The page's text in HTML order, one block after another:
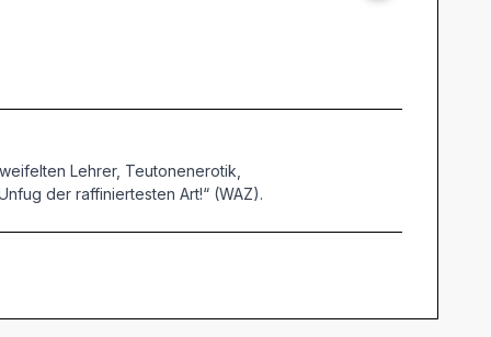
Lehrer, Teutonenerotik,
der raffiniertesten Art!“ (WAZ).